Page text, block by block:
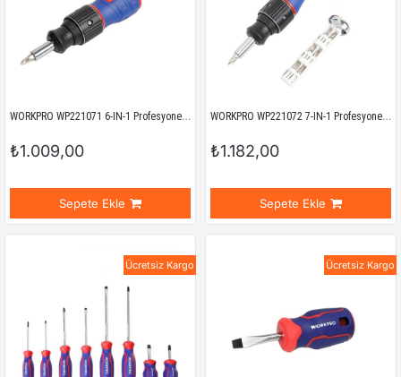
WORKPRO WP221071 6-IN-1 Profesyonel CR-V Cırcırlı Manyetik Topaç Tornavida Seti
₺1.009,00
Sepete Ekle
WORKPRO WP221072 7-IN-1 Profesyonel CR-V T- Saplı Cırcırlı Manyetik Tornavida Seti
₺1.182,00
Sepete Ekle
Ücretsiz Kargo Ücretsiz Kargo